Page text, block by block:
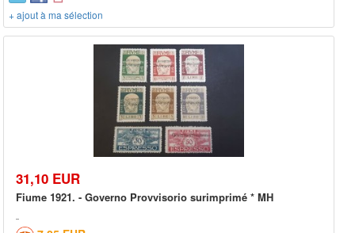
+ ajout à ma sélection
31,10 EUR
Fiume 1921. - Governo Provvisorio surimprimé * MH